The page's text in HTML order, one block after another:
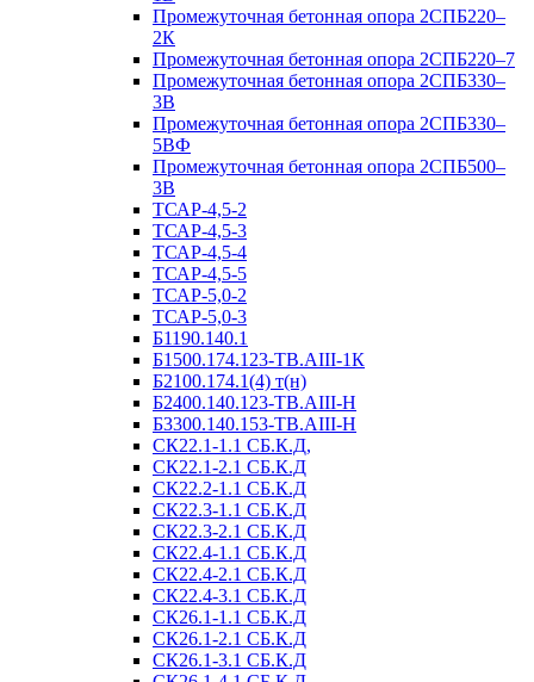
Промежуточная бетонная опора 2СПБ220–
2К
Промежуточная бетонная опора 2СПБ220–7
Промежуточная бетонная опора 2СПБ330–
3В
Промежуточная бетонная опора 2СПБ330–
5ВФ
Промежуточная бетонная опора 2СПБ500–
3В
ТСАР-4,5-2
ТСАР-4,5-3
ТСАР-4,5-4
ТСАР-4,5-5
ТСАР-5,0-2
ТСАР-5,0-3
Б1190.140.1
Б1500.174.123-ТВ.АIII-1К
Б2100.174.1(4) т(н)
Б2400.140.123-ТВ.АIII-Н
Б3300.140.153-ТВ.АIII-Н
СК22.1-1.1 СБ.К.Д,
СК22.1-2.1 СБ.К.Д
СК22.2-1.1 СБ.К.Д
СК22.3-1.1 СБ.К.Д
СК22.3-2.1 СБ.К.Д
СК22.4-1.1 СБ.К.Д
СК22.4-2.1 СБ.К.Д
СК22.4-3.1 СБ.К.Д
СК26.1-1.1 СБ.К.Д
СК26.1-2.1 СБ.К.Д
СК26.1-3.1 СБ.К.Д